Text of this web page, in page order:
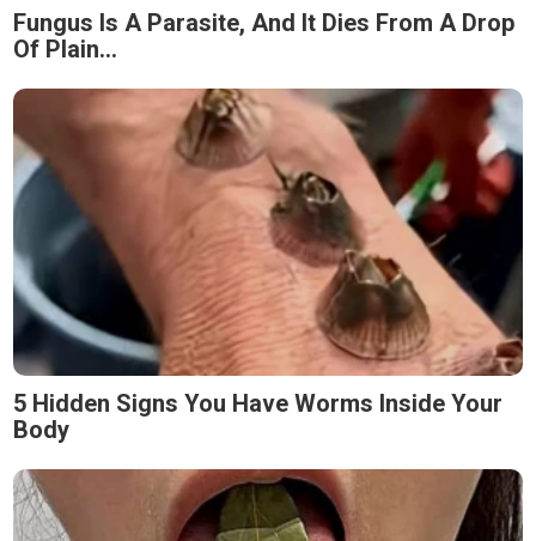
Fungus Is A Parasite, And It Dies From A Drop
Of Plain...
5 Hidden Signs You Have Worms Inside Your
Body